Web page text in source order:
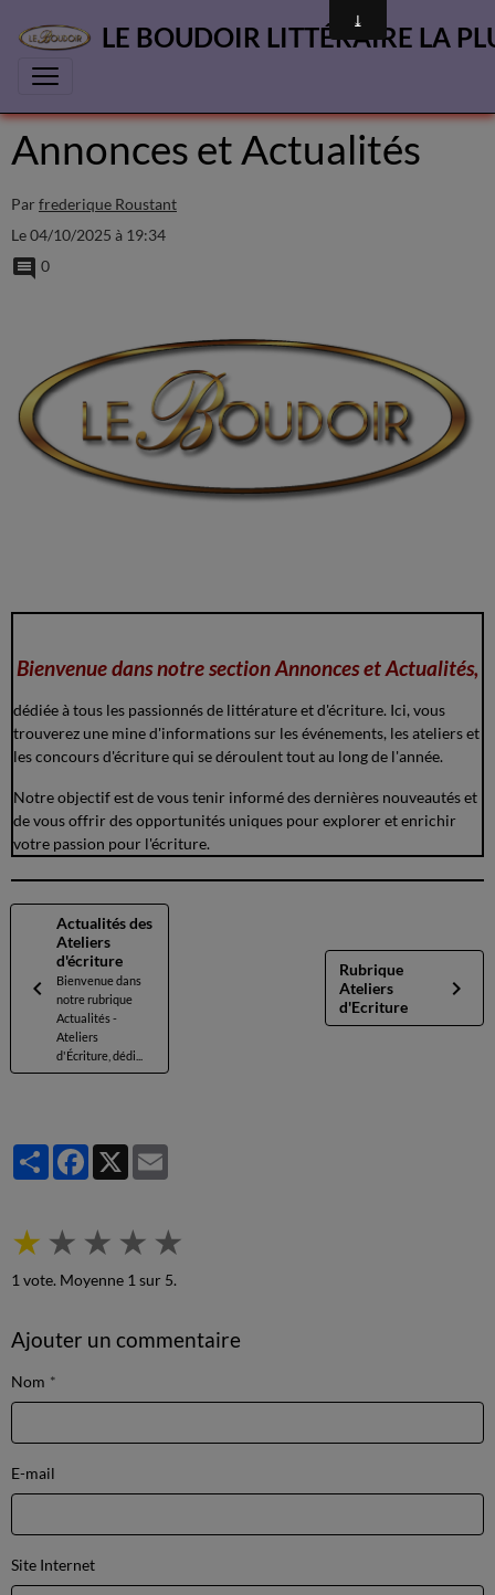
LE BOUDOIR LITTÉRAIRE LA
Annonces et Actualités
Par frederique Roustant
Le 04/10/2025 à 19:34
0
Bienvenue dans notre section Annonces et Actualités,
dédiée à tous les passionnés de littérature et d'écriture. Ici, vous
trouverez une mine d'informations sur les événements, les ateliers et
les concours d'écriture qui se déroulent tout au long de l'année.
Notre objectif est de vous tenir informé des dernières nouveautés et
de vous offrir des opportunités uniques pour explorer et enrichir
votre passion pour l'écriture.
Actualités des
Ateliers
d'écriture
Bienvenue dans
notre rubrique
Actualités -
Ateliers
d'Écriture, dédi...
Rubrique
Ateliers
d'Ecriture
PartagerFacebook
X
★ ★ ★ ★ ★
1 vote. Moyenne 1 sur 5.
Ajouter un commentaire
Nom
E-mail
Site Internet